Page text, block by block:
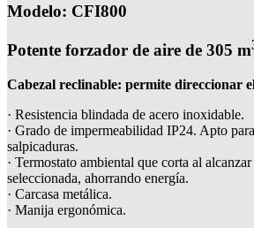
Modelo: CFI800
Potente forzador de aire de 305 m
Cabezal reclinable: permite direccionar
· Resistencia blindada de acero inoxidable.
· Grado de impermeabilidad IP24. Apto
salpicaduras.
· Termostato ambiental que corta al
seleccionada, ahorrando energía.
· Carcasa metálica.
· Manija ergonómica.